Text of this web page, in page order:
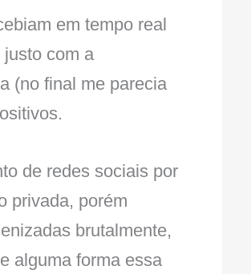
em tempo real
com a
(no final me parecia
de redes sociais por
privada, porém
brutalmente,
alguma forma essa